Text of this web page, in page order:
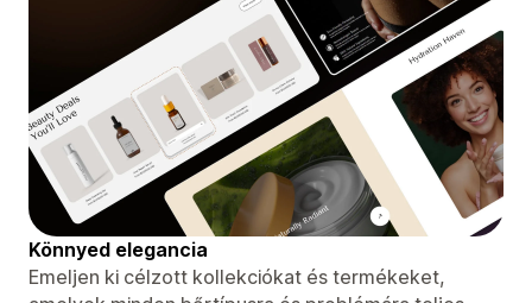
Könnyed elegancia
Emeljen ki célzott kollekciókat és termékeket,